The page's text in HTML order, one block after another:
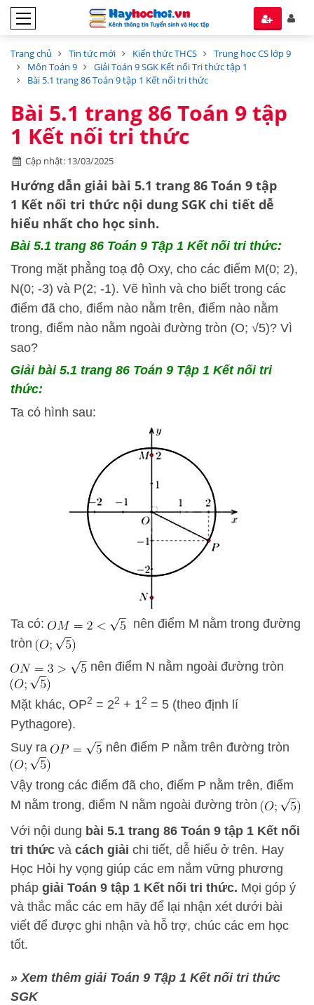
Trang chủ Tin tức mới Kiến thức THCS
Trung học CS lớp 9
Môn Toán 9
Giải Toán 9 SGK Kết nối Tri thức tập 1
Bài 5.1 trang 86 Toán 9 tập 1 Kết nối tri thức
Bài 5.1 trang 86 Toán 9 tập
1 Kết nối tri thức
Cập nhật: 13/03/2025
Hướng dẫn giải bài 5.1 trang 86 Toán 9 tập
1 Kết nối tri thức nội dung SGK chi tiết dễ
hiểu nhất cho học sinh.
Bài 5.1 trang 86 Toán 9 Tập 1 Kết nối tri thức:
Trong mặt phẳng toạ độ Oxy, cho các điểm M(0; 2),
N(0; -3) và P(2; -1). Vẽ hình và cho biết trong các
điểm đã cho, điểm nào nằm trên, điểm nào nằm
trong, điểm nào nằm ngoài đường tròn (O; √5)? Vì
sao?
Giải bài 5.1 trang 86 Toán 9 Tập 1 Kết nối tri
thức:
Ta có hình sau:
Ta có:
nên điểm M nằm trong đường
tròn
nên điểm N nằm ngoài đường tròn
Mặt khác, OP2 = 22 + 12 = 5 (theo định lí
Pythagore).
Suy ra
nên điểm P nằm trên đường tròn
Vậy trong các điểm đã cho, điểm P nằm trên, điểm
M nằm trong, điểm N nằm ngoài đường tròn
Với nội dung bài 5.1 trang 86 Toán 9 tập 1 Kết nối
tri thức và cách giải chi tiết, dễ hiểu ở trên. Hay
Học Hỏi hy vọng giúp các em nắm vững phương
pháp giải Toán 9 tập 1 Kết nối tri thức. Mọi góp ý
và thắc mắc các em hãy để lại nhận xét dưới bài
viết để được ghi nhận và hỗ trợ, chúc các em học
tốt.
» Xem thêm giải Toán 9 Tập 1 Kết nối tri thức
SGK